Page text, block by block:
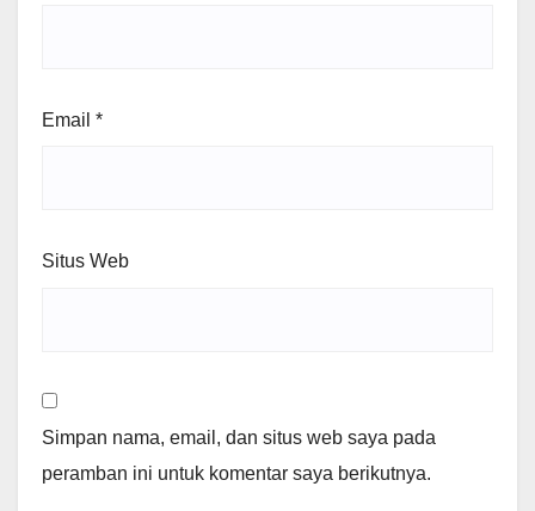
Email *
Situs Web
Simpan nama, email, dan situs web saya pada
peramban ini untuk komentar saya berikutnya.